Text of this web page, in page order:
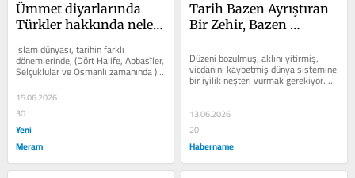
Ümmet diyarlarında
Türkler hakkında neler
öğretiliyor?
İslam dünyası, tarihin farklı
dönemlerinde, (Dört Halife, Abbasîler,
Selçuklular ve Osmanlı zamanında )
insanlığa sunduğu huzurdan,...
15.06.2026
30
Yeni
Meram
Tarih Bazen Ayrıştıran
Bir Zehir, Bazen
Düzeni bozulmuş, aklını yitirmiş,
vicdanını kaybetmiş dünya sistemine
bir iyilik neşteri vurmak gerekiyor. Bu
müdahaleyi, bu operasyonu...
13.06.2026
20
Habername